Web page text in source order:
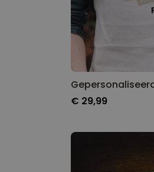
€ 29,99